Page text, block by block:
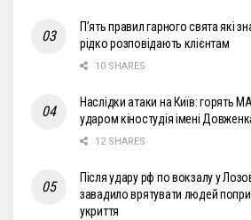
П’ять правил гарного свята які
рідко розповідають клієнтам
10 SHARES
Наслідки атаки на Київ: горять
ударом кіностудія імені
12 SHARES
Після удару рф по вокзалу у
завадило врятувати людей
укриття